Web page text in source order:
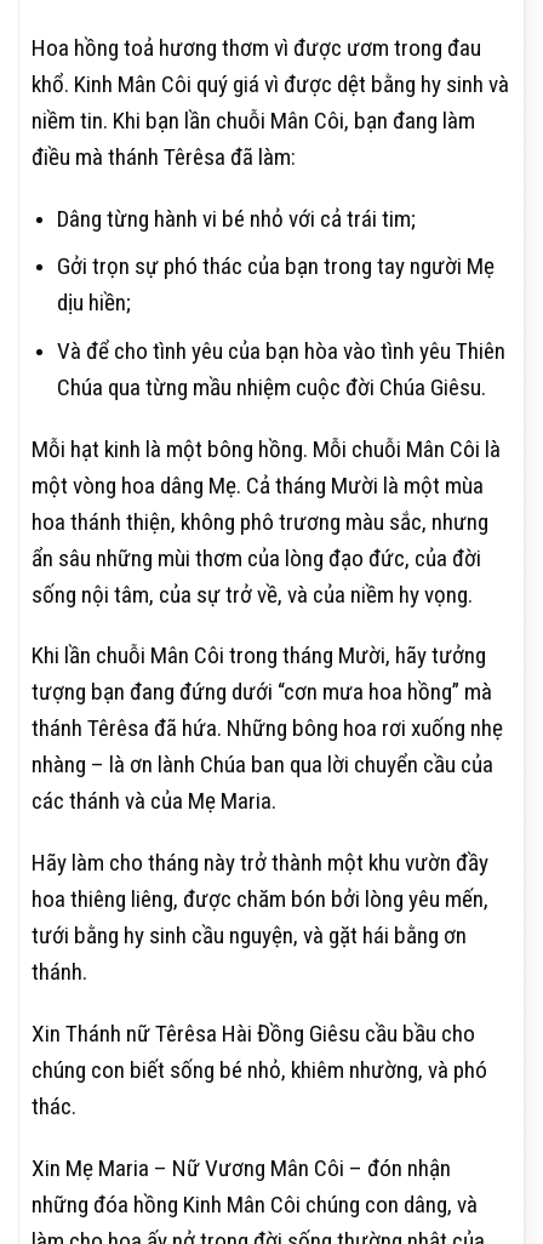
Hoa hồng toả hương thơm vì được ươm trong đau
khổ. Kinh Mân Côi quý giá vì được dệt bằng hy sinh và
niềm tin. Khi bạn lần chuỗi Mân Côi, bạn đang làm
điều mà thánh Têrêsa đã làm:
Dâng từng hành vi bé nhỏ với cả trái tim;
Gởi trọn sự phó thác của bạn trong tay người Mẹ
dịu hiền;
Và để cho tình yêu của bạn hòa vào tình yêu Thiên
Chúa qua từng mầu nhiệm cuộc đời Chúa Giêsu.
Mỗi hạt kinh là một bông hồng. Mỗi chuỗi Mân Côi là
một vòng hoa dâng Mẹ. Cả tháng Mười là một mùa
hoa thánh thiện, không phô trương màu sắc, nhưng
ẩn sâu những mùi thơm của lòng đạo đức, của đời
sống nội tâm, của sự trở về, và của niềm hy vọng.
Khi lần chuỗi Mân Côi trong tháng Mười, hãy tưởng
tượng bạn đang đứng dưới “cơn mưa hoa hồng” mà
thánh Têrêsa đã hứa. Những bông hoa rơi xuống nhẹ
nhàng – là ơn lành Chúa ban qua lời chuyển cầu của
các thánh và của Mẹ Maria.
Hãy làm cho tháng này trở thành một khu vườn đầy
hoa thiêng liêng, được chăm bón bởi lòng yêu mến,
tưới bằng hy sinh cầu nguyện, và gặt hái bằng ơn
thánh.
Xin Thánh nữ Têrêsa Hài Đồng Giêsu cầu bầu cho
chúng con biết sống bé nhỏ, khiêm nhường, và phó
thác.
Xin Mẹ Maria – Nữ Vương Mân Côi – đón nhận
những đóa hồng Kinh Mân Côi chúng con dâng, và